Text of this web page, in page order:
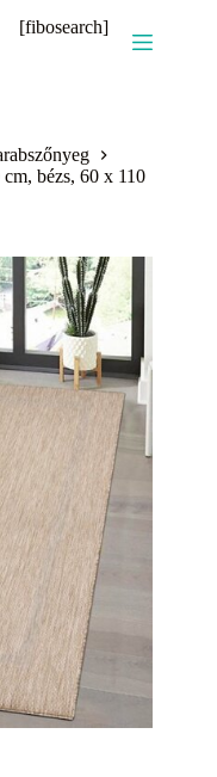
[fibosearch]
bézs, 60 x 110